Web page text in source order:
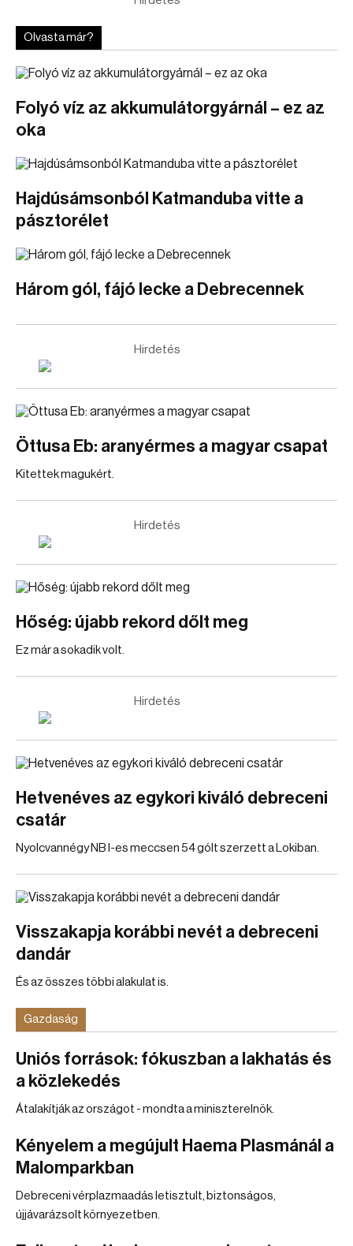
Olvasta már?
Folyó víz az akkumulátorgyárnál – ez az
oka
Hajdúsámsonból Katmanduba vitte a
pásztorélet
Három gól, fájó lecke a Debrecennek
Hirdetés
Öttusa Eb: aranyérmes a magyar csapat
Kitettek magukért.
Hirdetés
Hőség: újabb rekord dőlt meg
Ez már a sokadik volt.
Hirdetés
Hetvenéves az egykori kiváló debreceni
csatár
Nyolcvannégy NB I-es meccsen 54 gólt szerzett a Lokiban.
Visszakapja korábbi nevét a debreceni
dandár
És az összes többi alakulat is.
Gazdaság
Uniós források: fókuszban a lakhatás és
a közlekedés
Átalakítják az országot - mondta a miniszterelnök.
Kényelem a megújult Haema Plasmánál a
Malomparkban
Debreceni vérplazmaadás letisztult, biztonságos,
újjávarázsolt környezetben.